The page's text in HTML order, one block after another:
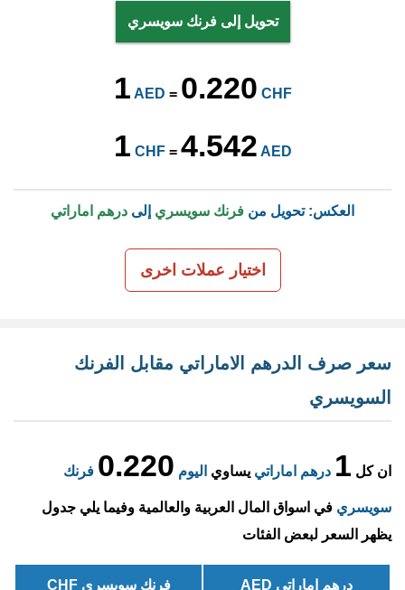
تحويل إلى فرنك سويسري
1 AED = 0.220 CHF
1 CHF= 4.542 AED
العكس: تحويل من فرنك سويسري إلى درهم اماراتي
اختيار عملات اخرى
سعر صرف الدرهم الاماراتي مقابل الفرنك
السويسري
ان كل 1 درهم اماراتي يساوي اليوم 0.220 فرنك
سويسري في اسواق المال العربية والعالمية وفيما يلي جدول
يظهر السعر لبعض الفئات
درهم اماراتي AED فرنك سويسري CHF